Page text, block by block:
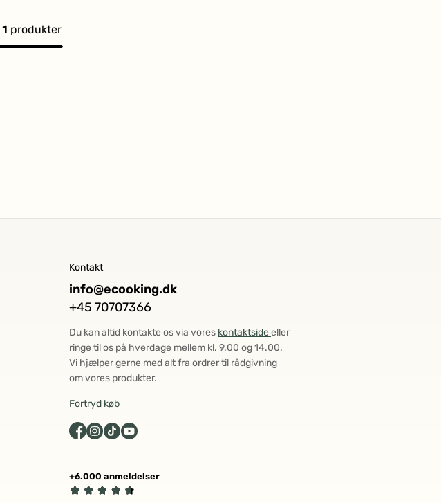
1 produkter
Kontakt
info@ecooking.dk
+45 70707366
Du kan altid kontakte os via vores kontaktsideeller
ringe til os på hverdage mellem kl. 9.00 og 14.00.
Vi hjælper gerne med alt fra ordrer til rådgivning
om vores produkter.
Fortryd køb
+6.000 anmeldelser